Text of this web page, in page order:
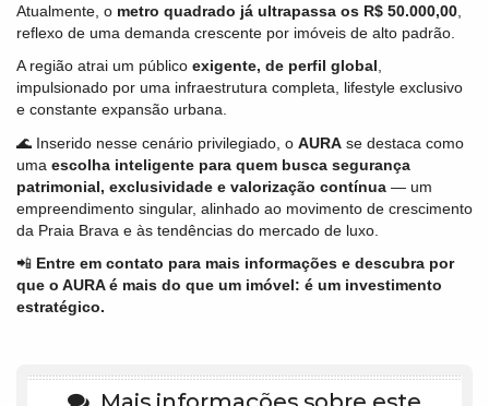
Atualmente, o metro quadrado já ultrapassa os R$ 50.000,00
reflexo de uma demanda crescente por imóveis de alto padrão.
A região atrai um público exigente, de perfil global
impulsionado por uma infraestrutura completa, lifestyle exclusivo
e constante expansão urbana.
🌊 Inserido nesse cenário privilegiado, o AURA se destaca como
uma escolha inteligente para quem busca segurança
patrimonial, exclusividade e valorização contínua — um
empreendimento singular, alinhado ao movimento de crescimento
da Praia Brava e às tendências do mercado de luxo.
📲 Entre em contato para mais informações e descubra por
que o AURA é mais do que um imóvel: é um investimento
estratégico.